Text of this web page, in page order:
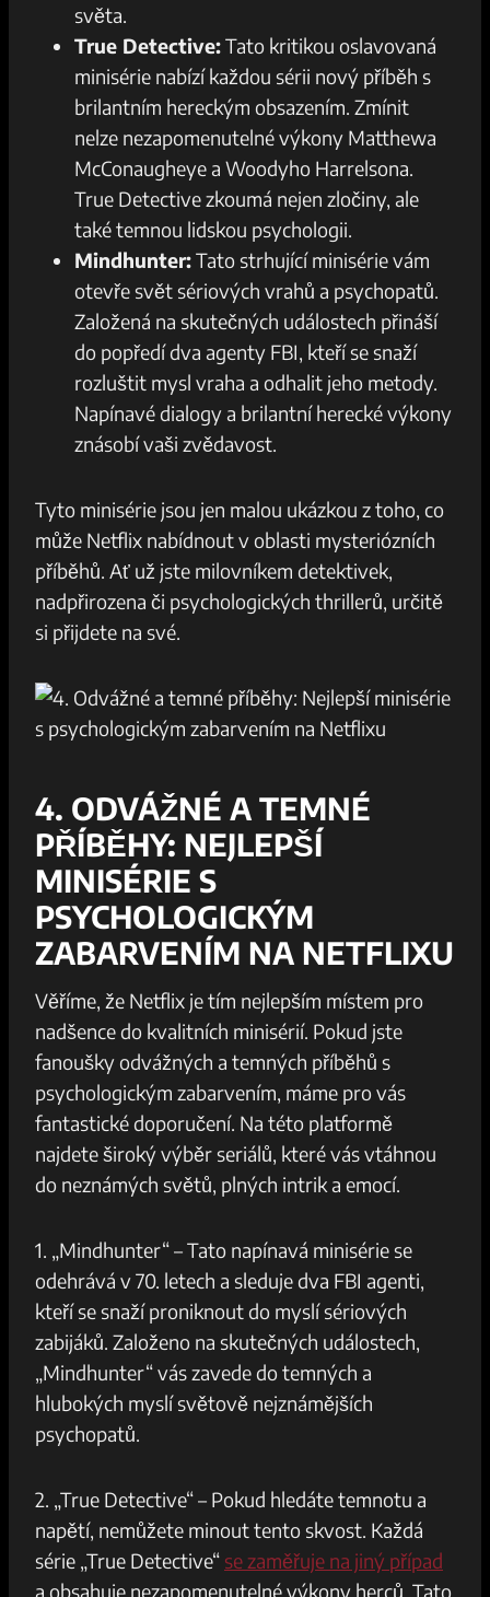
světa.
True Detective:Tato kritikou oslavovaná
minisérie nabízí každou sérii nový příběh s
brilantním hereckým obsazením. Zmínit
nelze nezapomenutelné výkony Matthewa
McConaugheye a Woodyho Harrelsona.
True Detective zkoumá nejen zločiny, ale
také temnou lidskou psychologii.
Mindhunter:Tato strhující minisérie vám
otevře svět sériových vrahů a psychopatů.
Založená na skutečných událostech přináší
do popředí dva agenty FBI, kteří se snaží
rozluštit mysl vraha a odhalit jeho metody.
Napínavé dialogy a brilantní herecké výkony
znásobí vaši zvědavost.
Tyto minisérie jsou jen malou ukázkou z toho, co
může Netflix nabídnout v oblasti mysteriózních
příběhů. Ať už jste milovníkem detektivek,
nadpřirozena či psychologických thrillerů, určitě
si přijdete na své.
4. ODVÁŽNÉ A TEMNÉ
PŘÍBĚHY: NEJLEPŠÍ
MINISÉRIE S
PSYCHOLOGICKÝM
ZABARVENÍM NA NETFLIXU
Věříme, že Netflix je tím nejlepším místem pro
nadšence do kvalitních minisérií. Pokud jste
fanoušky odvážných a temných příběhů s
psychologickým zabarvením, máme pro vás
fantastické doporučení. Na této platformě
najdete široký výběr seriálů, které vás vtáhnou
do neznámých světů, plných intrik a emocí.
1. „Mindhunter“ – Tato napínavá minisérie se
odehrává v 70. letech a sleduje dva FBI agenti,
kteří se snaží proniknout do myslí sériových
zabijáků. Založeno na skutečných událostech,
„Mindhunter“ vás zavede do temných a
hlubokých myslí světově nejznámějších
psychopatů.
2. „True Detective“ – Pokud hledáte temnotu a
napětí, nemůžete minout tento skvost. Každá
série „True Detective“ se zaměřuje na jiný případ
a obsahuje nezapomenutelné výkony herců. Tato